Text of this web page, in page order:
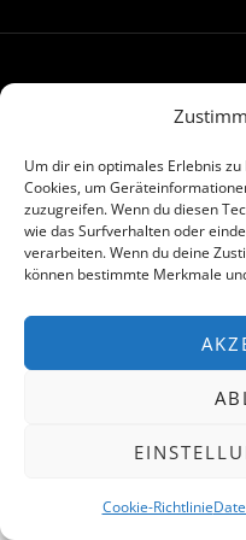
Um dir ein optimales Erlebnis
Cookies, um
zuzugreifen. Wenn du diesen
wie das Surfverhalten oder
verarbeiten. Wenn du deine
können bestimmte Merkmale
Cookie-Richtlinie